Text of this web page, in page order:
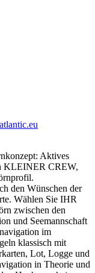
Aktives
KLEINER CREW,
den Wünschen der
Wählen Sie IHR
zwischen den
und Seemannschaft
im
klassisch mit
Lot, Logge und
in Theorie und